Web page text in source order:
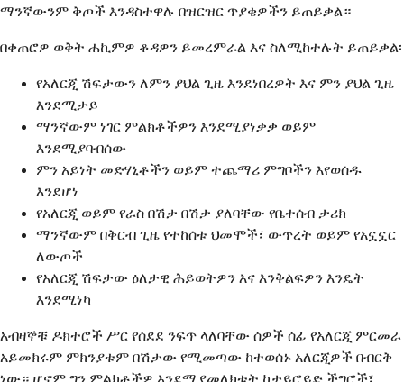
ማንኛውንም ቅጦች እንዳስተዋሉ በዝርዝር ጥያቄዎችን ይጠይቃል።
በቀጠሮዎ ወቅት ሐኪምዎ ቆዳዎን ይመረምራል እና ስለሚከተሉት ይጠይቃል፡
የአለርጂ ሽፍታውን ለምን ያህል ጊዜ እንደነበረዎት እና ምን ያህል ጊዜ
እንደሚታይ
ማንኛውም ነገር ምልክቶችዎን እንደሚያነቃቃ ወይም
እንደሚያባብሰው
ምን አይነት መድሃኒቶችን ወይም ተጨማሪ ምግቦችን እየወሰዱ
እንደሆነ
የአለርጂ ወይም የራስ በሽታ በሽታ ያለባቸው የቤተሰብ ታሪክ
ማንኛውም በቅርብ ጊዜ የተከሰቱ ህመሞች፣ ውጥረት ወይም የአኗኗር
ለውጦች
የአለርጂ ሽፍታው ዕለታዊ ሕይወትዎን እና እንቅልፍዎን እንዴት
እንደሚነካ
አብዛኞቹ ዶክተሮች ሥር የሰደደ ንፍጥ ላለባቸው ሰዎች ሰፊ የአለርጂ ምርመራ
አይመክሩም ምክንያቱም በሽታው የሚመጣው ከተወሰኑ አለርጂዎች በብርቅ